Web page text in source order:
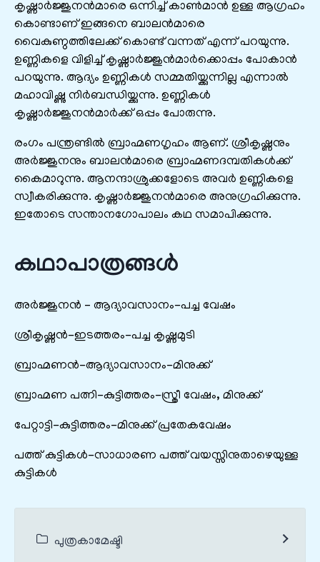
കൃഷ്ണാർജ്ജുനൻമാരെ ഒന്നിച്ച് കാൺമാൻ ഉള്ള ആഗ്രഹം
കൊണ്ടാണ് ഇങ്ങനെ ബാലൻമാരെ
വൈകുണ്ഠത്തിലേക്ക് കൊണ്ട് വന്നത് എന്ന് പറയുന്നു.
ഉണ്ണികളെ വിളിച്ച് കൃഷ്ണാർജ്ജുൻമാർക്കൊപ്പം പോകാൻ
പറയുന്നു. ആദ്യം ഉണ്ണികൾ സമ്മതിയ്ക്കുന്നില്ല എന്നാൽ
മഹാവിഷ്ണു നിർബന്ധിയ്ക്കുന്നു. ഉണ്ണികൾ
കൃഷ്ണാർജ്ജുനൻമാർക്ക് ഒപ്പം പോരുന്നു.
രംഗം പന്ത്രണ്ടിൽ ബ്രാഹ്മണഗൃഹം ആണ്. ശ്രീകൃഷ്ണനും
അർജ്ജുനനും ബാലൻമാരെ ബ്രാഹ്മണദമ്പതികൾക്ക്
കൈമാറുന്നു. ആനന്ദാശ്രുക്കളോടെ അവർ ഉണ്ണികളെ
സ്വീകരിക്കുന്നു. കൃഷ്ണാർജ്ജുനൻമാരെ അനുഗ്രഹിക്കുന്നു.
ഇതോടെ സന്താനഗോപാലം കഥ സമാപിക്കുന്നു.
കഥാപാത്രങ്ങള്‍
അര്‍ജ്ജുനന്‍ – ആദ്യാവസാനം-പച്ച വേഷം
ശ്രീകൃഷ്ണന്‍-ഇടത്തരം-പച്ച കൃഷ്ണമുടി
ബ്രാഹ്മണന്‍-ആദ്യാവസാനം-മിനുക്ക്‌
ബ്രാഹ്മണ പത്നി-കുട്ടിത്തരം-സ്ത്രീ വേഷം, മിനുക്ക്‌
പേറ്റാട്ടി-കുട്ടിത്തരം-മിനുക്ക്‌ പ്രതേകവേഷം
പത്ത്‌ കുട്ടികള്‍-സാധാരണ പത്ത്‌ വയസ്സിനുതാഴെയുള്ള
കുട്ടികള്‍
പുത്രകാമേഷ്ടി